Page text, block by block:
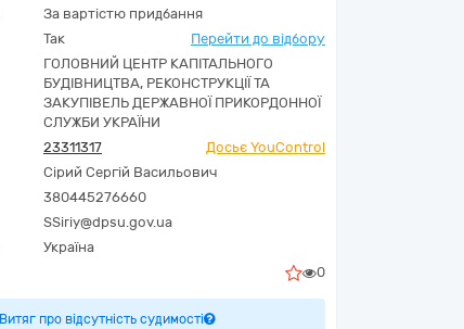
За вартістю придбання
Так Перейти до відбору
ГОЛОВНИЙ ЦЕНТР КАПІТАЛЬНОГО
БУДІВНИЦТВА, РЕКОНСТРУКЦІЇ ТА
ЗАКУПІВЕЛЬ ДЕРЖАВНОЇ ПРИКОРДОННОЇ
СЛУЖБИ УКРАЇНИ
23311317
Досьє YouControl
Сірий Сергій Васильович
380445276660
SSiriy@dpsu.gov.ua
Україна
0
Витяг про відсутність судимості